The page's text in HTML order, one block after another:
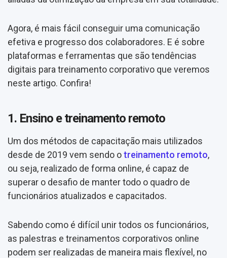
Agora, é mais fácil conseguir uma comunicação
efetiva e progresso dos colaboradores. E é sobre
plataformas e ferramentas que são tendências
digitais para treinamento corporativo que veremos
neste artigo. Confira!
1. Ensino e treinamento remoto
Um dos métodos de capacitação mais utilizados
desde de 2019 vem sendo otreinamento remoto,
ou seja, realizado de forma online, é capaz de
superar o desafio de manter todo o quadro de
funcionários atualizados e capacitados.
Sabendo como é difícil unir todos os funcionários,
as palestras e treinamentos corporativos online
podem ser realizadas de maneira mais flexível, no